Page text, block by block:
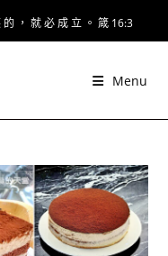
， 就 必 成 立 。 箴 16:3
Menu